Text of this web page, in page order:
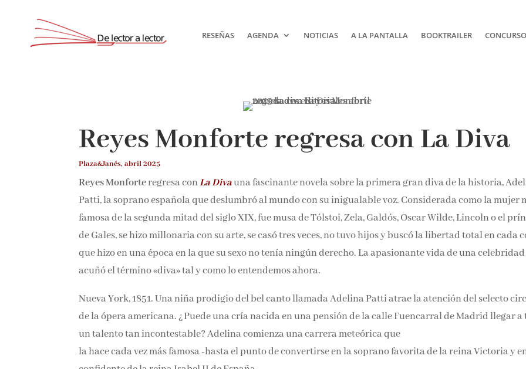
RESEÑAS AGENDA NOTICIAS A LA PANTALLA BOOKTRAILER
Reyes Monforte regresa con La Diva
Plaza&Janés, abril 2025
Reyes Monforteregresa conLa Divauna fascinante novela sobre la primera gran diva de la historia,
Patti, la soprano española que deslumbró al mundo con su inigualable voz. Considerada como la mujer
famosa de la segunda mitad del siglo XIX, fue musa de Tólstoi, Zela, Galdós, Oscar Wilde, Lincoln o el
príncipe de Gales, se hizo millonaria con su arte, se casó tres veces, no tuvo hijos y buscó la libertad total
cada cosa que hizo en una época en la que su sexo no tenía ningún derecho. La apasionante vida de una
celebridad que acuñó el término «diva» tal y como lo entendemos ahora.
Nueva York, 1851. Una niña prodigio del bel canto llamada Adelina Patti atrae la atención del selecto
circuito de la ópera americana. ¿Puede una cría nacida en una pensión de la calle Fuencarral de Madrid
llegar a tener un talento tan incontestable? Adelina comienza una carrera meteórica que
la hace cada vez más famosa -hasta el punto de convertirse en la soprano favorita de la reina Victoria y
¡Suscríbete y No
Pierdas Nada!
la literatura y recibe las
reseñas directamente en tu
entrada.
Nombre*
Por favor, acepta los